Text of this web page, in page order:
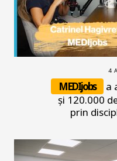
4
MEDIjobs
a
și 120.000
prin